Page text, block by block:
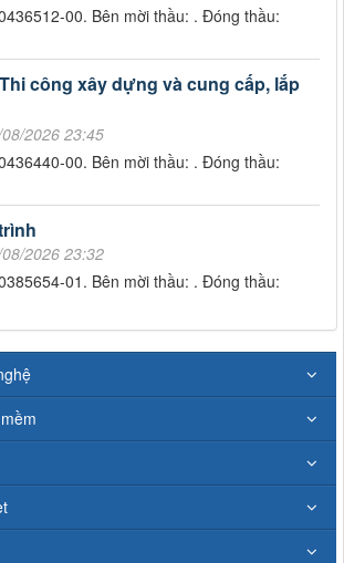
00. Bên mời thầu: . Đóng thầu:
công xây dựng và cung cấp, lắp
2026 23:45
00. Bên mời thầu: . Đóng thầu:
2026 23:32
01. Bên mời thầu: . Đóng thầu: